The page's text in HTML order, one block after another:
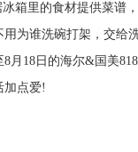
箱里的食材提供菜谱
为谁洗碗打架，交给
18日的海尔&国美
加点爱!